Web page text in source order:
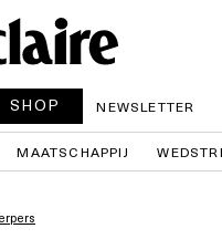
SHOP NEWSLETTER
MAATSCHAPPIJ